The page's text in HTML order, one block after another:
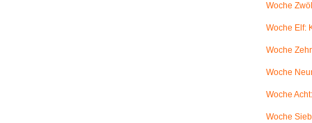
Woche
Woche Elf:
Woche
Woche
Woche
Woche